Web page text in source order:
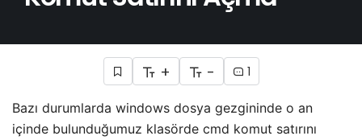
+ - 1
Bazı durumlarda windows dosya gezgininde o an
içinde bulunduğumuz klasörde cmd komut satırını